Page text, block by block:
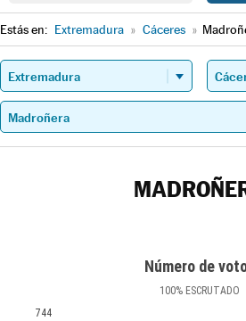
Estás en: Extremadura » Cáceres »
Número de
100% ESCRUTADO
744